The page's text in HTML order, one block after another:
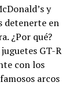
y
detenerte en
¿Por qué?
GT-R
con los
arcos